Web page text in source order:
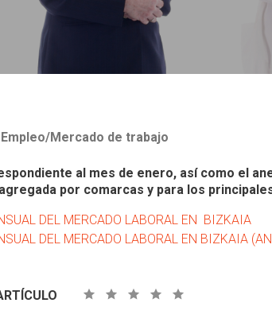
Empleo/Mercado de trabajo
al mes de enero, así como el
por comarcas y para los
DEL MERCADO LABORAL EN BIZKAIA
DEL MERCADO LABORAL EN BIZKAIA